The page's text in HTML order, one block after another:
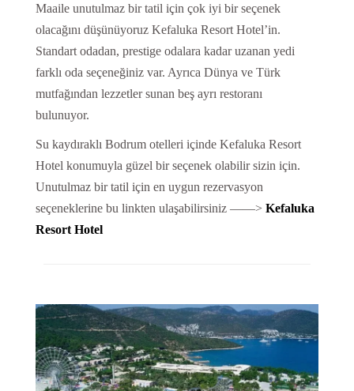
Maaile unutulmaz bir tatil için çok iyi bir seçenek
olacağını düşünüyoruz Kefaluka Resort Hotel’in.
Standart odadan, prestige odalara kadar uzanan yedi
farklı oda seçeneğiniz var. Ayrıca Dünya ve Türk
mutfağından lezzetler sunan beş ayrı restoranı
bulunuyor.
Su kaydıraklı Bodrum otelleri içinde Kefaluka Resort
Hotel konumuyla güzel bir seçenek olabilir sizin için.
Unutulmaz bir tatil için en uygun rezervasyon
seçeneklerine bu linkten ulaşabilirsiniz ——> Kefaluka
Resort Hotel